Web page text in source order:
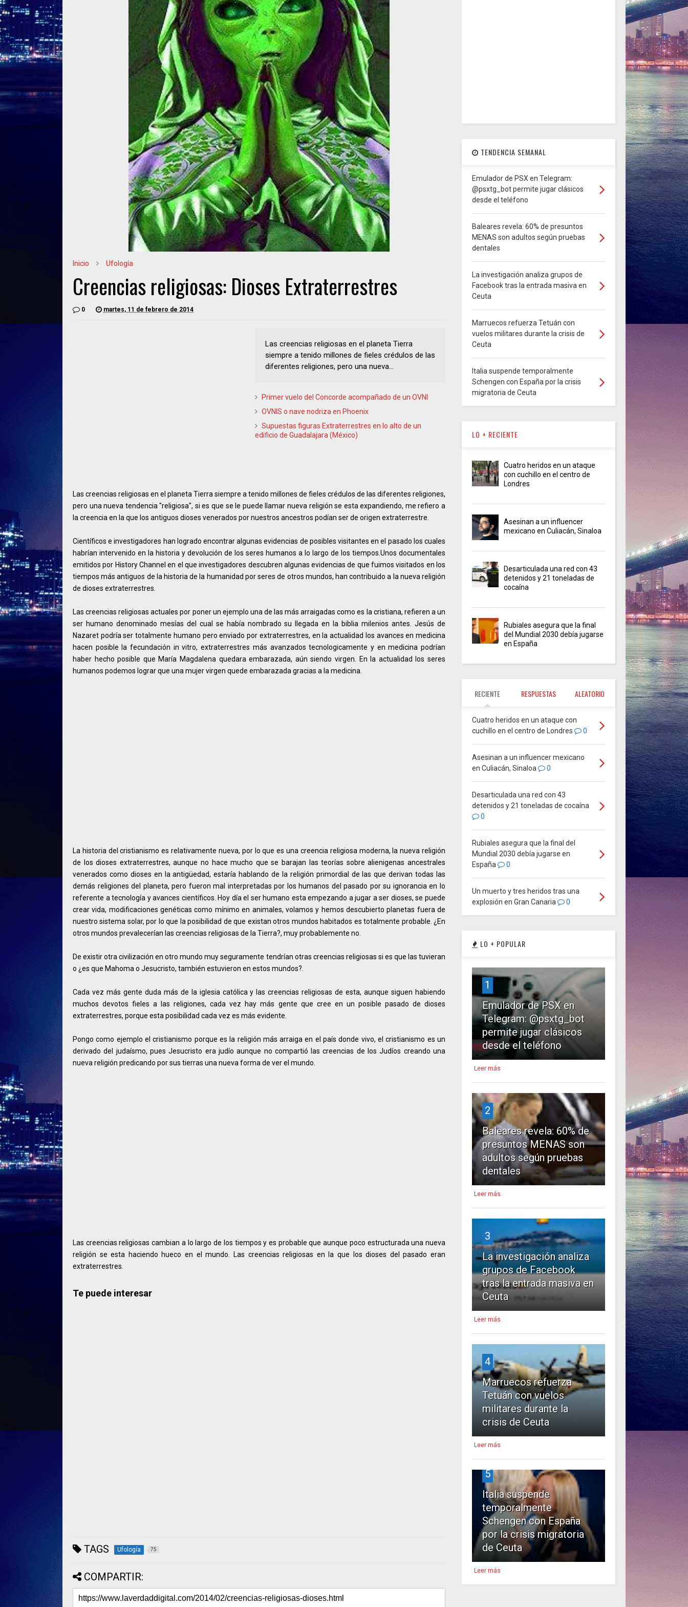
Inicio Ufología
Creencias religiosas: Dioses Extraterrestres
0 martes, 11 de febrero de 2014
Las creencias religiosas en el planeta Tierra
siempre a tenido millones de fieles crédulos de las
diferentes religiones, pero una nueva...
Primer vuelo del Concorde acompañado de un OVNI
OVNIS o nave nodriza en Phoenix
Supuestas figuras Extraterrestres en lo alto de un
edificio de Guadalajara (México)
Las creencias religiosas en el planeta Tierra siempre a tenido millones de fieles crédulos de las diferentes religiones,
pero una nueva tendencia "religiosa", si es que se le puede llamar nueva religión se esta expandiendo, me refiero a
la creencia en la que los antiguos dioses venerados por nuestros ancestros podían ser de origen extraterrestre.
Científicos e investigadores han logrado encontrar algunas evidencias de posibles visitantes en el pasado los cuales
habrían intervenido en la historia y devolución de los seres humanos a lo largo de los tiempos.Unos documentales
emitidos por History Channel en el que investigadores descubren algunas evidencias de que fuimos visitados en los
tiempos más antiguos de la historia de la humanidad por seres de otros mundos, han contribuido a la nueva religión
de dioses extraterrestres.
Las creencias religiosas actuales por poner un ejemplo una de las más arraigadas como es la cristiana, refieren a un
ser humano denominado mesías del cual se había nombrado su llegada en la biblia milenios antes. Jesús de
Nazaret podría ser totalmente humano pero enviado por extraterrestres, en la actualidad los avances en medicina
hacen posible la fecundación in vitro, extraterrestres más avanzados tecnologicamente y en medicina podrían
haber hecho posible que María Magdalena quedara embarazada, aún siendo virgen. En la actualidad los seres
humanos podemos lograr que una mujer virgen quede embarazada gracias a la medicina.
La historia del cristianismo es relativamente nueva, por lo que es una creencia religiosa moderna, la nueva religión
de los dioses extraterrestres, aunque no hace mucho que se barajan las teorías sobre alienigenas ancestrales
venerados como dioses en la antigüedad, estaría hablando de la religión primordial de las que derivan todas las
demás religiones del planeta, pero fueron mal interpretadas por los humanos del pasado por su ignorancia en lo
referente a tecnología y avances científicos. Hoy día el ser humano esta empezando a jugar a ser dioses, se puede
crear vida, modificaciones genéticas como mínimo en animales, volamos y hemos descubierto planetas fuera de
nuestro sistema solar, por lo que la posibilidad de que existan otros mundos habitados es totalmente probable. ¿En
otros mundos prevalecerían las creencias religiosas de la Tierra?, muy probablemente no.
De existir otra civilización en otro mundo muy seguramente tendrían otras creencias religiosas si es que las tuvieran
o ¿es que Mahoma o Jesucristo, también estuvieron en estos mundos?.
Cada vez más gente duda más de la iglesia católica y las creencias religiosas de esta, aunque siguen habiendo
muchos devotos fieles a las religiones, cada vez hay más gente que cree en un posible pasado de dioses
extraterrestres, porque esta posibilidad cada vez es más evidente.
Pongo como ejemplo el cristianismo porque es la religión más arraiga en el país donde vivo, el cristianismo es un
derivado del judaísmo, pues Jesucristo era judío aunque no compartió las creencias de los Judíos creando una
nueva religión predicando por sus tierras una nueva forma de ver el mundo.
Las creencias religiosas cambian a lo largo de los tiempos y es probable que aunque poco estructurada una nueva
religión se esta haciendo hueco en el mundo. Las creencias religiosas en la que los dioses del pasado eran
extraterrestres.
Te puede interesar
TAGS Ufología 75
COMPARTIR:
TENDENCIA SEMANAL
Emulador de PSX en Telegram:
@psxtg_bot permite jugar clásicos
desde el teléfono
Baleares revela: 60% de presuntos
MENAS son adultos según pruebas
dentales
La investigación analiza grupos de
Facebook tras la entrada masiva en
Ceuta
Marruecos refuerza Tetuán con
vuelos militares durante la crisis de
Ceuta
Italia suspende temporalmente
Schengen con España por la crisis
migratoria de Ceuta
LO + RECIENTE
Cuatro heridos en un ataque
con cuchillo en el centro de
Londres
Asesinan a un influencer
mexicano en Culiacán, Sinaloa
Desarticulada una red con 43
detenidos y 21 toneladas de
cocaína
Rubiales asegura que la final
del Mundial 2030 debía jugarse
en España
RECIENTE RESPUESTAS ALEATORIO
Cuatro heridos en un ataque con
cuchillo en el centro de Londres
0
Asesinan a un influencer mexicano
en Culiacán, Sinaloa
0
Desarticulada una red con 43
detenidos y 21 toneladas de cocaína
0
Rubiales asegura que la final del
Mundial 2030 debía jugarse en
España
0
Un muerto y tres heridos tras una
explosión en Gran Canaria
0
LO + POPULAR
1
Emulador de PSX en
Telegram: @psxtg_bot
permite jugar clásicos
desde el teléfono
Leer más
2
Baleares revela: 60% de
presuntos MENAS son
adultos según pruebas
dentales
Leer más
3
La investigación analiza
grupos de Facebook
tras la entrada masiva en
Ceuta
Leer más
4
Marruecos refuerza
Tetuán con vuelos
militares durante la
crisis de Ceuta
Leer más
5
Italia suspende
temporalmente
Schengen con España
por la crisis migratoria
de Ceuta
Leer más